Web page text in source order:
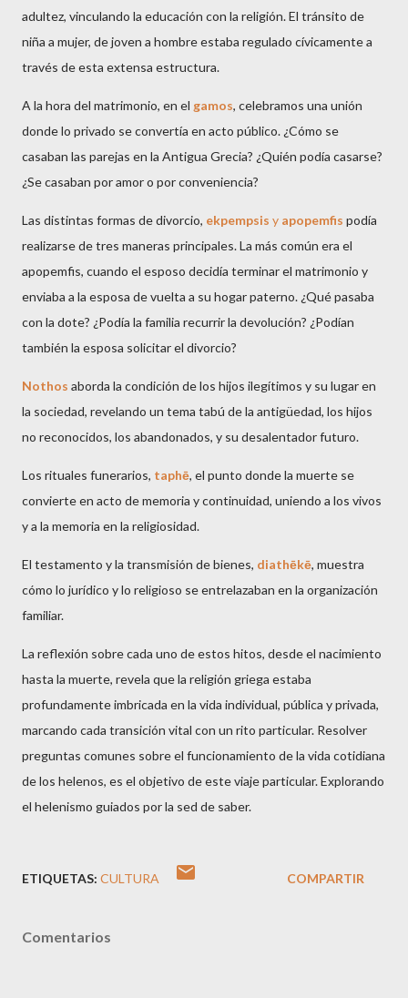
adultez, vinculando la educación con la religión. El tránsito de
niña a mujer, de joven a hombre estaba regulado cívicamente a
través de esta extensa estructura.
A la hora del matrimonio, en el gamos, celebramos una unión
donde lo privado se convertía en acto público. ¿Cómo se
casaban las parejas en la Antigua Grecia? ¿Quién podía casarse?
¿Se casaban por amor o por conveniencia?
Las distintas formas de divorcio, ekpempsis y apopemfis podía
realizarse de tres maneras principales. La más común era el
apopemfis, cuando el esposo decidía terminar el matrimonio y
enviaba a la esposa de vuelta a su hogar paterno. ¿Qué pasaba
con la dote? ¿Podía la familia recurrir la devolución? ¿Podían
también la esposa solicitar el divorcio?
Nothos aborda la condición de los hijos ilegítimos y su lugar en
la sociedad, revelando un tema tabú de la antigüedad, los hijos
no reconocidos, los abandonados, y su desalentador futuro.
Los rituales funerarios, taphē, el punto donde la muerte se
convierte en acto de memoria y continuidad, uniendo a los vivos
y a la memoria en la religiosidad.
El testamento y la transmisión de bienes, diathēkē, muestra
cómo lo jurídico y lo religioso se entrelazaban en la organización
familiar.
La reflexión sobre cada uno de estos hitos, desde el nacimiento
hasta la muerte, revela que la religión griega estaba
profundamente imbricada en la vida individual, pública y privada,
marcando cada transición vital con un rito particular. Resolver
preguntas comunes sobre el funcionamiento de la vida cotidiana
de los helenos, es el objetivo de este viaje particular. Explorando
el helenismo guiados por la sed de saber.
ETIQUETAS: CULTURA COMPARTIR
Comentarios